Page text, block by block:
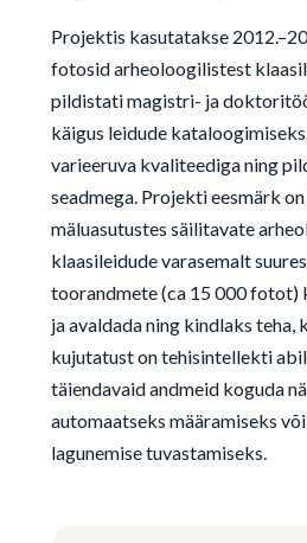
Projektis kasutatakse
fotosid arheoloogilistest
pildistati magistri- ja
käigus leidude
varieeruva kvaliteediga ning
seadmega. Projekti eesmärk
mäluasutustes säilitavate
klaasileidude varasemalt
toorandmete (ca 15 000 fotot)
ja avaldada ning kindlaks teha,
kujutatust on tehisintellekti
täiendavaid andmeid koguda
automaatseks määramiseks või
lagunemise tuvastamiseks.